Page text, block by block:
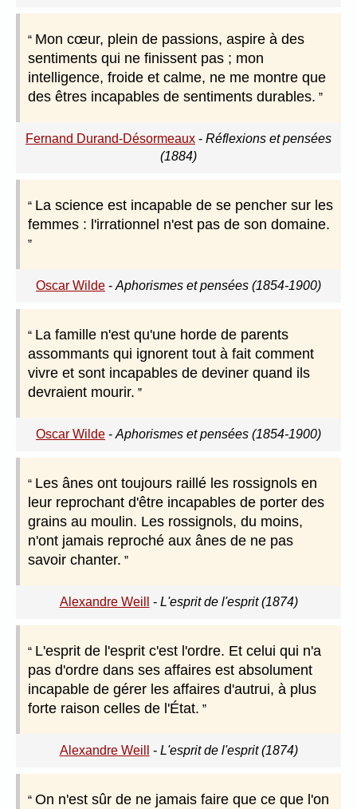
Mon cœur, plein de passions, aspire à des
sentiments qui ne finissent pas ; mon
intelligence, froide et calme, ne me montre que
des êtres incapables de sentiments durables.
Fernand Durand-Désormeaux - Réflexions et pensées
(1884)
La science est incapable de se pencher sur les
femmes : l'irrationnel n'est pas de son domaine.
Oscar Wilde - Aphorismes et pensées (1854-1900)
La famille n'est qu'une horde de parents
assommants qui ignorent tout à fait comment
vivre et sont incapables de deviner quand ils
devraient mourir.
Oscar Wilde - Aphorismes et pensées (1854-1900)
Les ânes ont toujours raillé les rossignols en
leur reprochant d'être incapables de porter des
grains au moulin. Les rossignols, du moins,
n'ont jamais reproché aux ânes de ne pas
savoir chanter.
Alexandre Weill - L'esprit de l'esprit (1874)
L'esprit de l'esprit c'est l'ordre. Et celui qui n'a
pas d'ordre dans ses affaires est absolument
incapable de gérer les affaires d'autrui, à plus
forte raison celles de l'État.
Alexandre Weill - L'esprit de l'esprit (1874)
On n'est sûr de ne jamais faire que ce que l'on